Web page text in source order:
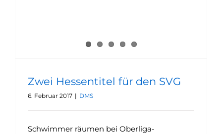
Zwei Hessentitel für den SVG
6. Februar 2017 | DMS
Schwimmer räumen bei Oberliga-